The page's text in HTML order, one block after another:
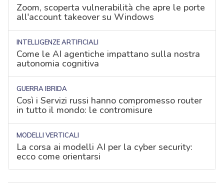
Zoom, scoperta vulnerabilità che apre le porte
all'account takeover su Windows
INTELLIGENZE ARTIFICIALI
Come le AI agentiche impattano sulla nostra
autonomia cognitiva
GUERRA IBRIDA
Così i Servizi russi hanno compromesso router
in tutto il mondo: le contromisure
MODELLI VERTICALI
La corsa ai modelli AI per la cyber security:
ecco come orientarsi